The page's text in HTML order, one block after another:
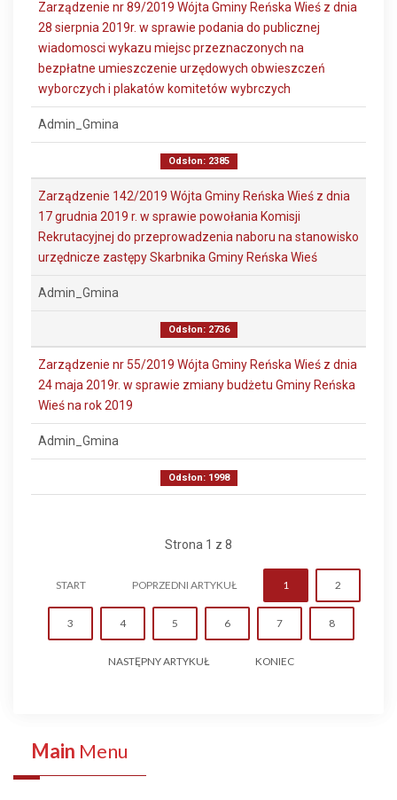
Zarządzenie nr 89/2019 Wójta Gminy Reńska Wieś z dnia
28 sierpnia 2019r. w sprawie podania do publicznej
wiadomosci wykazu miejsc przeznaczonych na
bezpłatne umieszczenie urzędowych obwieszczeń
wyborczych i plakatów komitetów wybrczych
Admin_Gmina
Odsłon: 2385
Zarządzenie 142/2019 Wójta Gminy Reńska Wieś z dnia
17 grudnia 2019 r. w sprawie powołania Komisji
Rekrutacyjnej do przeprowadzenia naboru na stanowisko
urzędnicze zastępy Skarbnika Gminy Reńska Wieś
Admin_Gmina
Odsłon: 2736
Zarządzenie nr 55/2019 Wójta Gminy Reńska Wieś z dnia
24 maja 2019r. w sprawie zmiany budżetu Gminy Reńska
Wieś na rok 2019
Admin_Gmina
Odsłon: 1998
Strona 1 z 8
START POPRZEDNI ARTYKUŁ 1 2
3 4 5 6 7 8
NASTĘPNY ARTYKUŁ KONIEC
Main Menu